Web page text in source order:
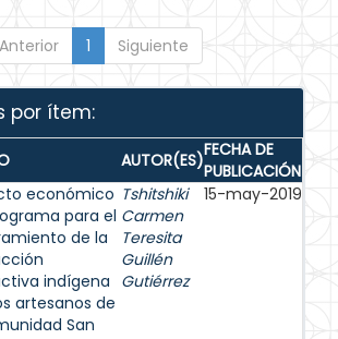
Anterior 1 Siguiente
por ítem:
AUTOR(ES)FECHA DE
PUBLICACIÓN
económico
para el
de la
indígena
artesanos de
San
Tshitshiki
Carmen
Teresita
Guillén
Gutiérrez
15-may-2019